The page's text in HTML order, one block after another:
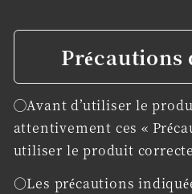
Précautions
◯Avant d’utiliser le
attentivement ces «
utiliser le produit
○Les précautions